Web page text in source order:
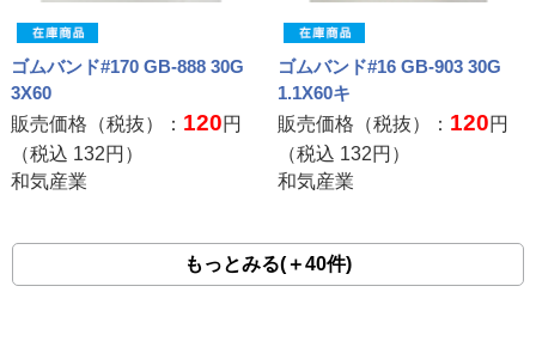
ゴムバンド#170 GB-888 30G
3X60
販売価格（税抜）： 120円
（税込 132円）
和気産業
ゴムバンド#16 GB-903 30G
1.1X60キ
販売価格（税抜）： 120円
（税込 132円）
和気産業
もっとみる(＋40件)